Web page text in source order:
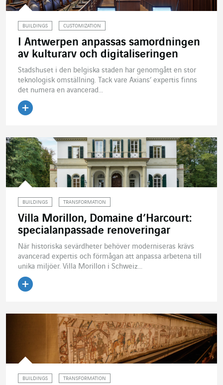
BUILDINGS CUSTOMIZATION
I Antwerpen anpassas samordningen
av kulturarv och digitaliseringen
Stadshuset i den belgiska staden har genomgått en stor
teknologisk omställning. Tack vare Axians’ expertis finns
det numera en avancerad...
BUILDINGS TRANSFORMATION
Villa Morillon, Domaine d’Harcourt:
specialanpassade renoveringar
När historiska sevärdheter behöver moderniseras krävs
avancerad expertis och förmågan att anpassa arbetena till
unika miljöer. Villa Morillon i Schweiz...
BUILDINGS TRANSFORMATION